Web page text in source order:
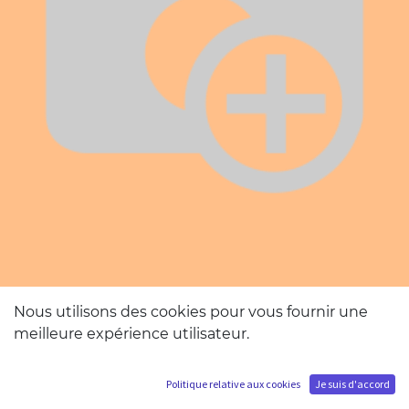
Nous utilisons des cookies pour vous fournir une
meilleure expérience utilisateur.
Politique relative aux cookies Je suis d'accord